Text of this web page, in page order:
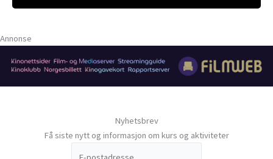
Annonse
Nyhetsbrev
Få siste nytt og informasjon om kurs og aktiviteter